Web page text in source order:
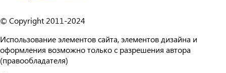
© Copyright 2011-2024
Использование элементов сайта, элементов дизайна и
оформления возможно только с разрешения автора
(правообладателя)